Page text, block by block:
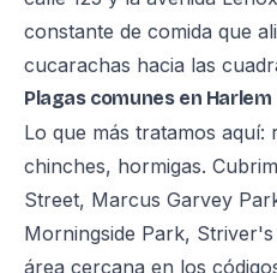
constante de comida que
cucarachas hacia las
Plagas comunes en Harlem
Lo que más tratamos
chinches, hormigas.
Street, Marcus Garvey
Morningside Park,
área cercana en los